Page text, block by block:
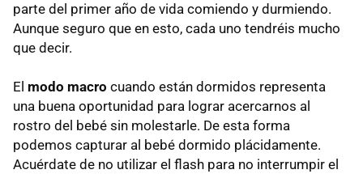
parte del primer año de vida comiendo y durmiendo.
Aunque seguro que en esto, cada uno tendréis mucho
que decir.
El modo macro cuando están dormidos representa
una buena oportunidad para lograr acercarnos al
rostro del bebé sin molestarle. De esta forma
podemos capturar al bebé dormido plácidamente.
Acuérdate de no utilizar el flash para no interrumpir el